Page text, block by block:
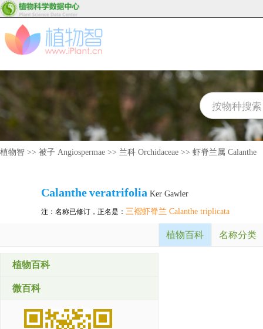
植物智 >> 被子 Angiospermae >> 兰科 Orchidaceae >> 虾脊兰属 Calanthe
Calantheveratrifolia Ker Gawler
注：名称已修订，正名是： 三褶虾脊兰 Calanthe triplicata
植物百科 名称分类
植物百科
微百科